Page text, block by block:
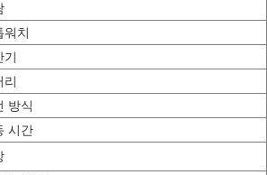
워치
기
리
방식
시간